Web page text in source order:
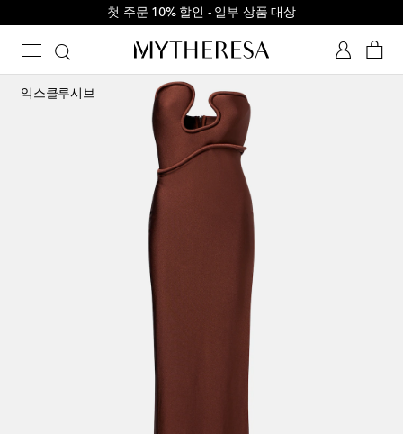
첫 주문 10% 할인 - 일부 상품 대상
익스클루시브